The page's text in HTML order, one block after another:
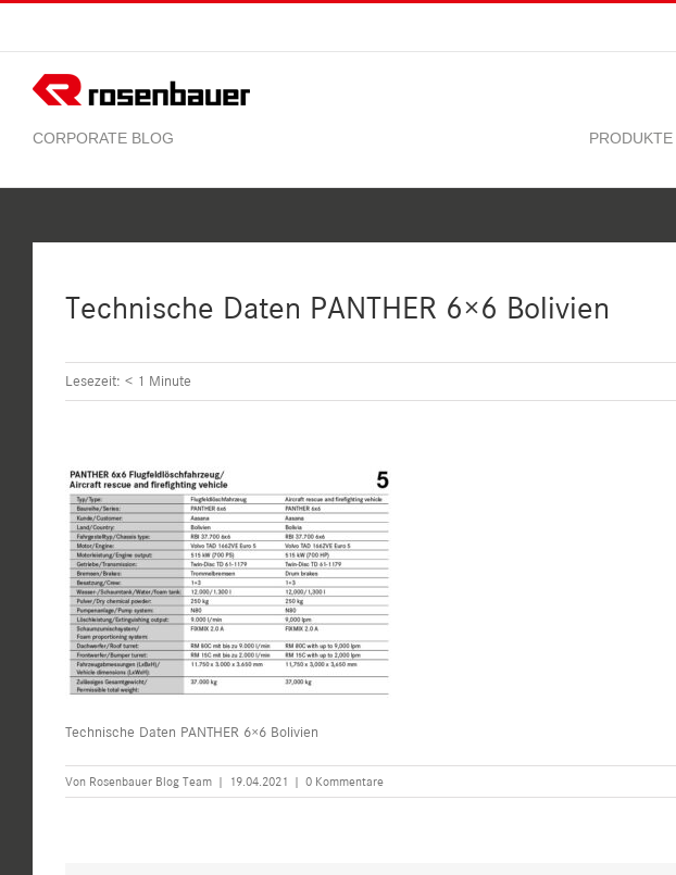
springen
Technische Daten PANTHER 6×6 Bolivien
Lesezeit: < 1 Minute
Technische Daten PANTHER 6×6 Bolivien
Von Rosenbauer Blog Team | 19.04.2021 | 0 Kommentare